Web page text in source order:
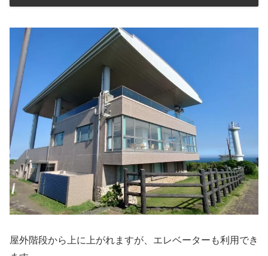
屋外階段から上に上がれますが、エレベーターも利用でき